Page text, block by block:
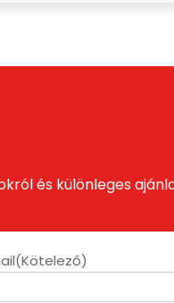
és különleges
(Kötelező)